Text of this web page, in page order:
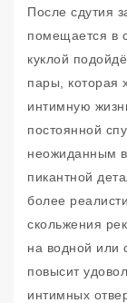
После сдутия
помещается в
куклой
пары, которая
интимную
постоянной
неожиданным
пикантной
более
скольжения
на водной или
повысит
интимных